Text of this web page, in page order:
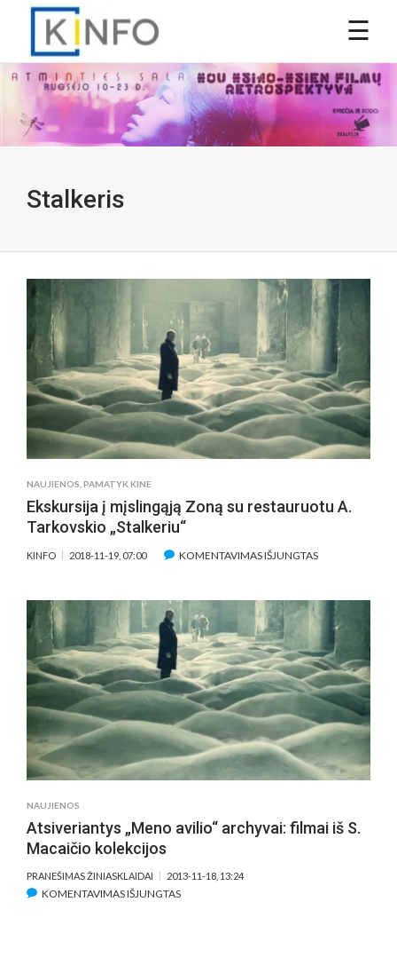
Stalkeris
NAUJIENOS PAMATYK KINE
Ekskursija į mįslingąją Zoną su restauruotu A.
Tarkovskio „Stalkeriu“
KINFO 2018-11-19, 07:00 KOMENTAVIMAS IŠJUNGTASĮRAŠE
MĮSLINGĄJĄ
ZONĄ
SU
RESTAURUOTU
A.
TARKOVSKIO
„STALKERIU“
NAUJIENOS
Atsiveriantys „Meno avilio“ archyvai: filmai iš S.
Macaičio kolekcijos
PRANEŠIMAS ŽINIASKLAIDAI 2013-11-18, 13:24
KOMENTAVIMAS IŠJUNGTASĮRAŠE